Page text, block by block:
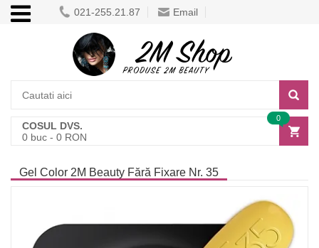
021-255.21.87 Email
COSUL DVS.
0 buc - 0 RON
0
Gel Color 2M Beauty Fără Fixare Nr. 35